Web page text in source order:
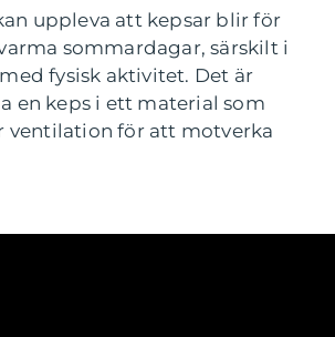
uppleva att kepsar blir för
sommardagar, särskilt i
fysisk aktivitet. Det är
en keps i ett material som
ventilation för att motverka